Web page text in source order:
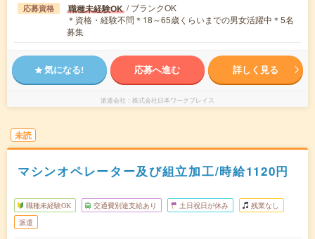
応募資格 職種未経験OK / ブランクOK
＊資格・経験不問＊18～65歳くらいまでの男女活躍中＊5名
募集
気になる! 応募へ進む 詳しく見る
派遣会社 株式会社日本ワークプレイス
未読
マシンオペレーター及び組立加工/時給1120円
職種未経験OK 交通費別途支給あり 土日祝日が休み 残業なし
派遣